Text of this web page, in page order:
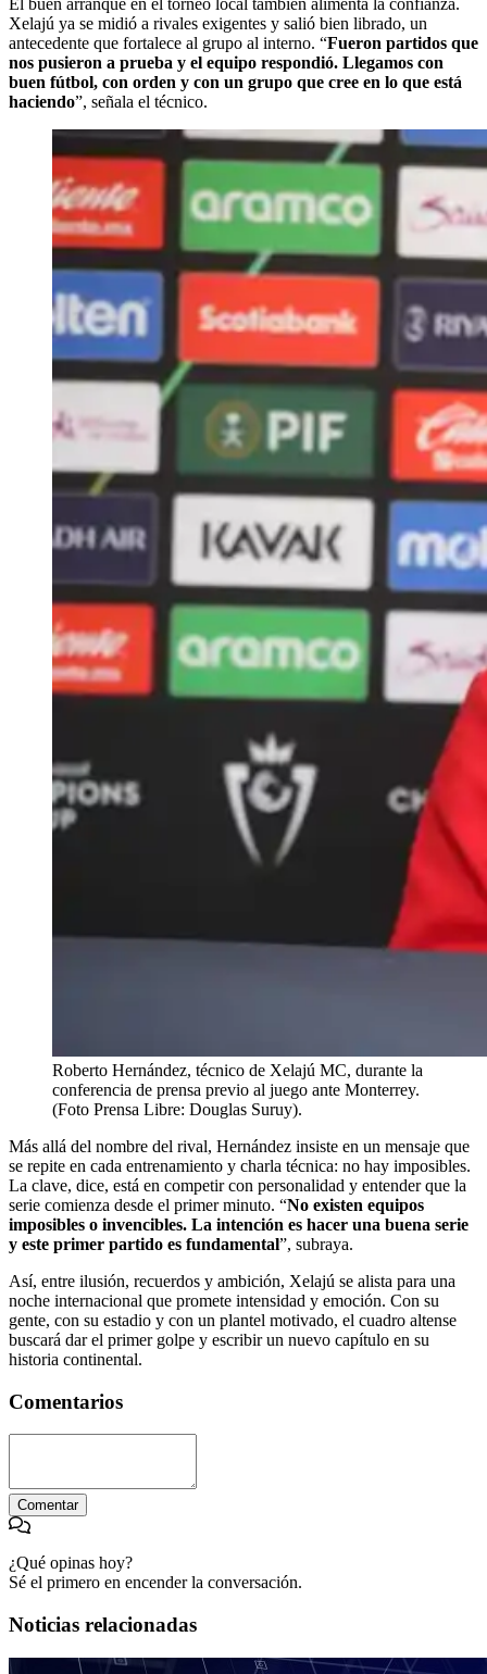
Xelajú ya se midió a rivales exigentes y salió bien librado, un
antecedente que fortalece al grupo al interno. “Fueron partidos que
nos pusieron a prueba y el equipo respondió. Llegamos con
buen fútbol, con orden y con un grupo que cree en lo que está
haciendo”, señala el técnico.
Roberto Hernández, técnico de Xelajú MC, durante la
conferencia de prensa previo al juego ante Monterrey.
(Foto Prensa Libre: Douglas Suruy).
Más allá del nombre del rival, Hernández insiste en un mensaje que
se repite en cada entrenamiento y charla técnica: no hay imposibles.
La clave, dice, está en competir con personalidad y entender que la
serie comienza desde el primer minuto. “No existen equipos
imposibles o invencibles. La intención es hacer una buena serie
y este primer partido es fundamental”, subraya.
Así, entre ilusión, recuerdos y ambición, Xelajú se alista para una
noche internacional que promete intensidad y emoción. Con su
gente, con su estadio y con un plantel motivado, el cuadro altense
buscará dar el primer golpe y escribir un nuevo capítulo en su
historia continental.
Comentarios
Comentar
¿Qué opinas hoy?
Sé el primero en encender la conversación.
Noticias relacionadas